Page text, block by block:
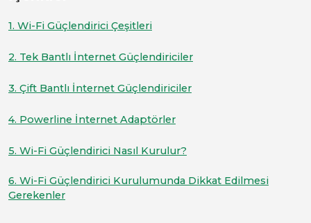
1. Wi-Fi Güçlendirici Çeşitleri
2. Tek Bantlı İnternet Güçlendiriciler
3. Çift Bantlı İnternet Güçlendiriciler
4. Powerline İnternet Adaptörler
5. Wi-Fi Güçlendirici Nasıl Kurulur?
6. Wi-Fi Güçlendirici Kurulumunda Dikkat Edilmesi
Gerekenler